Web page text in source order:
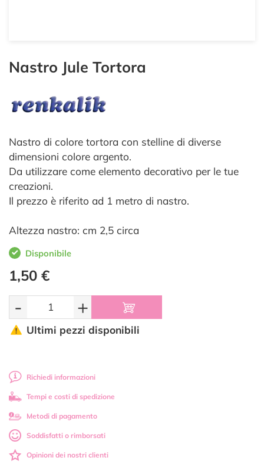
Nastro Jule Tortora
Nastro di colore tortora con stelline di diverse
dimensioni colore argento.
Da utilizzare come elemento decorativo per le tue
creazioni.
Il prezzo è riferito ad 1 metro di nastro.
Altezza nastro: cm 2,5 circa
Disponibile
1,50 €
- +
Ultimi pezzi disponibili
Richiedi informazioni
Tempi e costi di spedizione
Metodi di pagamento
Soddisfatti o rimborsati
Opinioni dei nostri clienti